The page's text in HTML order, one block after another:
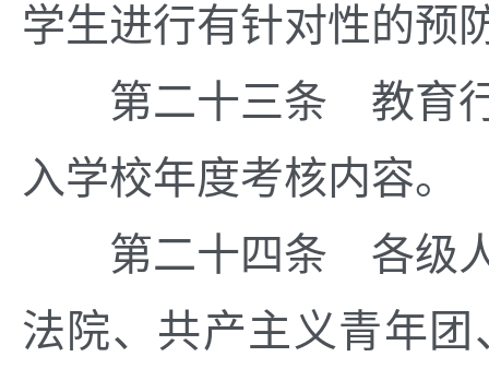
学生进行有针对性的预
第二十三条 教育行
入学校年度考核内容。
第二十四条 各级人
法院、共产主义青年